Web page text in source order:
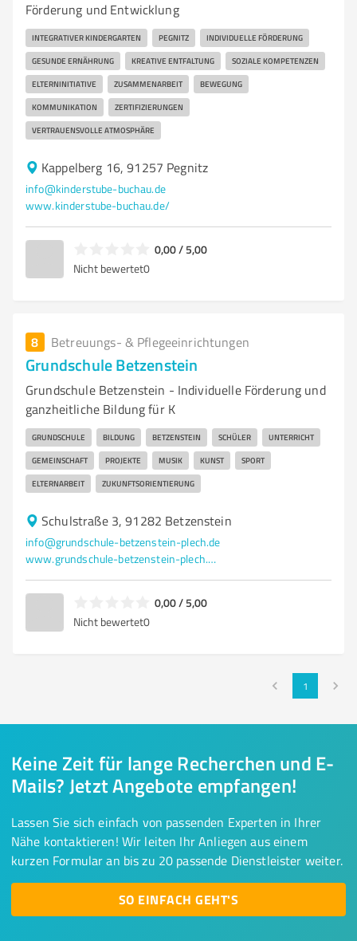
Förderung und Entwicklung
INTEGRATIVER KINDERGARTEN PEGNITZ INDIVIDUELLE FÖRDERUNG
GESUNDE ERNÄHRUNG KREATIVE ENTFALTUNG SOZIALE KOMPETENZEN
ELTERNINITIATIVE ZUSAMMENARBEIT BEWEGUNG
KOMMUNIKATION ZERTIFIZIERUNGEN
VERTRAUENSVOLLE ATMOSPHÄRE
Kappelberg 16, 91257 Pegnitz
info@kinderstube-buchau.de
www.kinderstube-buchau.de/
0,00 / 5,00
Nicht bewertet0
8 Betreuungs- & Pflegeeinrichtungen
Grundschule Betzenstein
Grundschule Betzenstein - Individuelle Förderung und
ganzheitliche Bildung für K
GRUNDSCHULE BILDUNG BETZENSTEIN SCHÜLER UNTERRICHT
GEMEINSCHAFT PROJEKTE MUSIK KUNST SPORT
ELTERNARBEIT ZUKUNFTSORIENTIERUNG
Schulstraße 3, 91282 Betzenstein
info@grundschule-betzenstein-plech.de
www.grundschule-betzenstein-plech.de/
0,00 / 5,00
Nicht bewertet0
1
Keine Zeit für lange Recherchen und E-
Mails? Jetzt Angebote empfangen!
Lassen Sie sich einfach von passenden Experten in Ihrer
Nähe kontaktieren! Wir leiten Ihr Anliegen aus einem
kurzen Formular an bis zu 20 passende Dienstleister weiter.
SO EINFACH GEHT'S